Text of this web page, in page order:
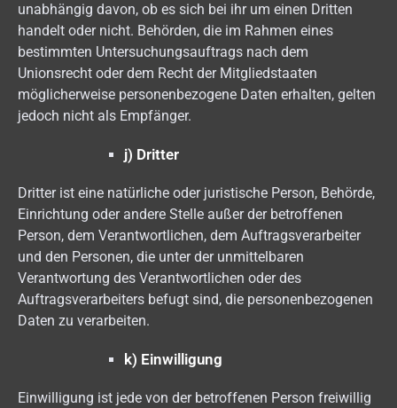
unabhängig davon, ob es sich bei ihr um einen Dritten
handelt oder nicht. Behörden, die im Rahmen eines
bestimmten Untersuchungsauftrags nach dem
Unionsrecht oder dem Recht der Mitgliedstaaten
möglicherweise personenbezogene Daten erhalten, gelten
jedoch nicht als Empfänger.
j) Dritter
Dritter ist eine natürliche oder juristische Person, Behörde,
Einrichtung oder andere Stelle außer der betroffenen
Person, dem Verantwortlichen, dem Auftragsverarbeiter
und den Personen, die unter der unmittelbaren
Verantwortung des Verantwortlichen oder des
Auftragsverarbeiters befugt sind, die personenbezogenen
Daten zu verarbeiten.
k) Einwilligung
Einwilligung ist jede von der betroffenen Person freiwillig